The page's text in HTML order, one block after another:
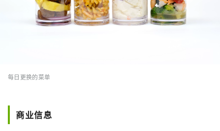
每日更换的菜单
商业信息